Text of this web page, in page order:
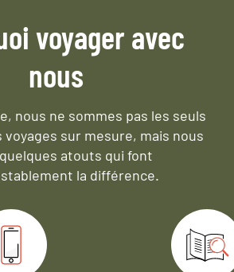
voyager avec
nous
nous ne sommes pas les seuls
voyages sur mesure, mais nous
atouts qui font
la différence.